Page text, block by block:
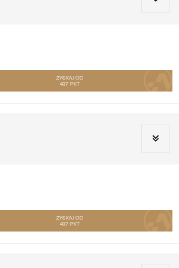
ZYSKAJ OD
417 PKT
ZYSKAJ OD
417 PKT